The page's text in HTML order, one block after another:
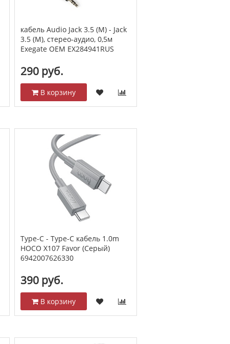
кабель Audio Jack 3.5 (M) - Jack
3.5 (M), стерео-аудио, 0,5м
Exegate OEM EX284941RUS
290 руб.
В корзину
Type-C - Type-C кабель 1.0m
HOCO X107 Favor (Серый)
6942007626330
390 руб.
В корзину